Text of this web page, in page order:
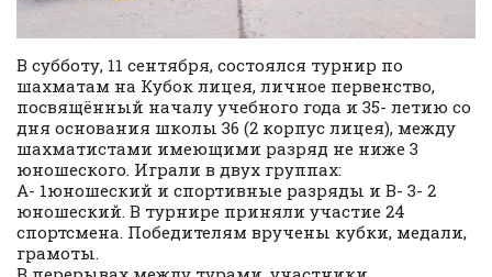
В субботу, 11 сентября, состоялся турнир по
шахматам на Кубок лицея, личное первенство,
посвящённый началу учебного года и 35- летию со
дня основания школы 36 (2 корпус лицея), между
шахматистами имеющими разряд не ниже 3
юношеского. Играли в двух группах:
А- 1юношеский и спортивные разряды и В- 3- 2
юношеский. В турнире приняли участие 24
спортсмена. Победителям вручены кубки, медали,
грамоты.